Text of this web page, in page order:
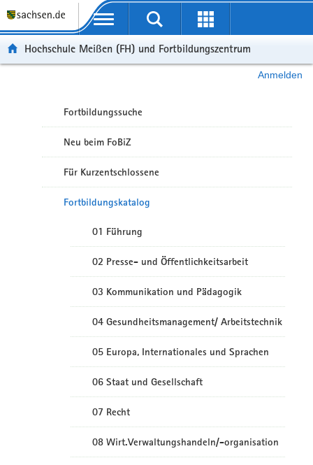
Portalübergreifende Navigation
Hochschule Meißen (FH) und Fortbildungszentrum
Anmelden
Fortbildungssuche
Neu beim FoBiZ
Für Kurzentschlossene
Fortbildungskatalog
01 Führung
02 Presse- und Öffentlichkeitsarbeit
03 Kommunikation und Pädagogik
04 Gesundheitsmanagement/ Arbeitstechnik
05 Europa, Internationales und Sprachen
06 Staat und Gesellschaft
07 Recht
08 Wirt.Verwaltungshandeln/-organisation